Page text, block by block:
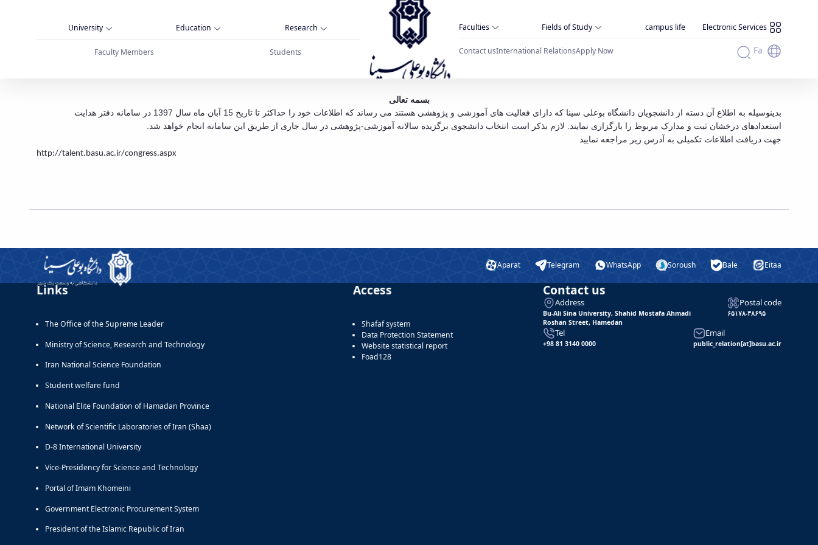
University Education Research
Faculty Members Students
Faculties Fields of Study campus life Electronic Services
Contact usInternational RelationsApply Now Fa
ثبت اطلاعات آموزشی و پژوهشی در سامانه دفتر هدایت استعدادهای درخشان - دانشگاه بوعلی سینا همدان
بسمه تعالی
بدینوسیله به اطلاع آن دسته از دانشجویان دانشگاه بوعلی سینا که دارای فعالیت های آموزشی و پژوهشی هستند می رساند که اطلاعات خود را حداکثر تا تاریخ 15 آبان ماه سال 1397 در سامانه دفتر هدایت
استعدادهای درخشان ثبت و مدارک مربوط را بارگزاری نمایند. لازم بذکر است انتخاب دانشجوی برگزیده سالانه آموزشی-پژوهشی در سال جاری از طریق این سامانه انجام خواهد شد.
جهت دریافت اطلاعات تکمیلی به آدرس زیر مراجعه نمایید
http://talent.basu.ac.ir/congress.aspx
Aparat Telegram WhatsApp Soroush Bale Eitaa
Links
The Office of the Supreme Leader
Ministry of Science, Research and Technology
Iran National Science Foundation
Student welfare fund
National Elite Foundation of Hamadan Province
Network of Scientific Laboratories of Iran (Shaa)
D-8 International University
Vice-Presidency for Science and Technology
Portal of Imam Khomeini
Government Electronic Procurement System
President of the Islamic Republic of Iran
Access
Shafaf system
Data Protection Statement
Website statistical report
Foad128
Contact us
Address
Bu-Ali Sina University, Shahid Mostafa Ahmadi
Roshan Street, Hamedan
Postal code
۶۵۱۷۸-۳۸۶۹۵
Tel
+98 81 3140 0000
Email
public_relation[at]basu.ac.ir